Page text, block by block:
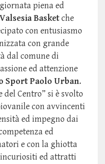
piena ed
Basketche
con entusiasmo
con grande
dal comune di
ed attenzione
Sport Paolo Urban.
del Centro” si è svolto
con avvincenti
ed impegno dai
ed
e con la ghiotta
ed attratti